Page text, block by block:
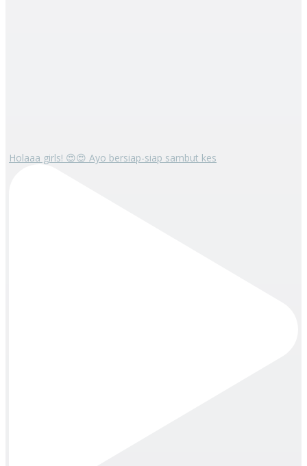
Holaaa girls! 😍😍 Ayo bersiap-siap sambut kes